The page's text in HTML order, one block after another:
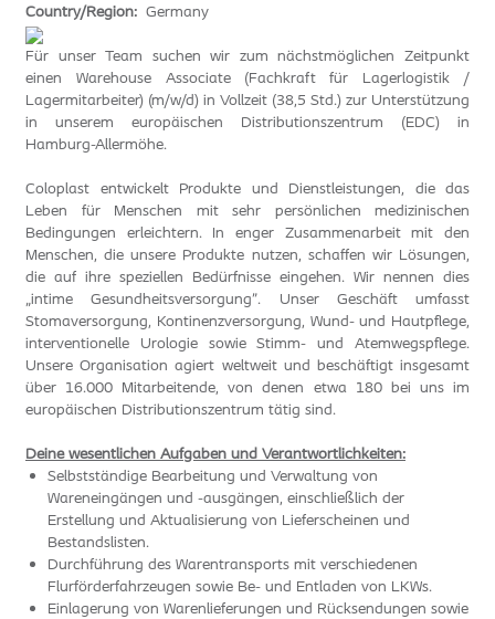
Country/Region: Germany
Für unser Team suchen wir zum nächstmöglichen Zeitpunkt
einen Warehouse Associate (Fachkraft für Lagerlogistik /
Lagermitarbeiter) (m/w/d) in Vollzeit (38,5 Std.) zur Unterstützung
in unserem europäischen Distributionszentrum (EDC) in
Hamburg-Allermöhe.
Coloplast entwickelt Produkte und Dienstleistungen, die das
Leben für Menschen mit sehr persönlichen medizinischen
Bedingungen erleichtern. In enger Zusammenarbeit mit den
Menschen, die unsere Produkte nutzen, schaffen wir Lösungen,
die auf ihre speziellen Bedürfnisse eingehen. Wir nennen dies
„intime Gesundheitsversorgung". Unser Geschäft umfasst
Stomaversorgung, Kontinenzversorgung, Wund- und Hautpflege,
interventionelle Urologie sowie Stimm- und Atemwegspflege.
Unsere Organisation agiert weltweit und beschäftigt insgesamt
über 16.000 Mitarbeitende, von denen etwa 180 bei uns im
europäischen Distributionszentrum tätig sind.
Deine wesentlichen Aufgaben und Verantwortlichkeiten:
Selbstständige Bearbeitung und Verwaltung von
Wareneingängen und -ausgängen, einschließlich der
Erstellung und Aktualisierung von Lieferscheinen und
Bestandslisten.
Durchführung des Warentransports mit verschiedenen
Flurförderfahrzeugen sowie Be- und Entladen von LKWs.
Einlagerung von Warenlieferungen und Rücksendungen sowie